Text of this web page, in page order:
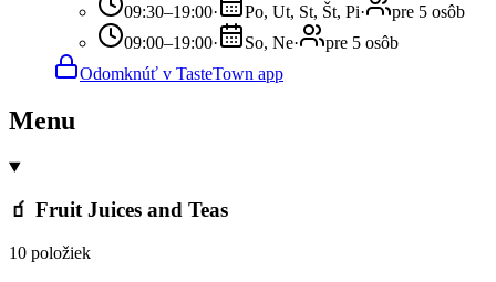
09:30–19:00· Po, Ut, St, Št, Pi·
pre 5 osôb
09:00–19:00· So, Ne·
pre 5 osôb
Odomknúť v TasteTown app
Menu
🧃 Fruit Juices and Teas
10 položiek